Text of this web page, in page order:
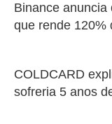
Binance
que rende 120%
COLDCARD
sofreria 5 anos